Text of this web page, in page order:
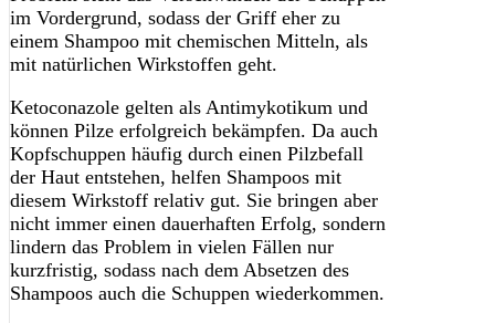
im Vordergrund, sodass der Griff eher zu
einem Shampoo mit chemischen Mitteln, als
mit natürlichen Wirkstoffen geht.
Ketoconazole gelten als Antimykotikum und
können Pilze erfolgreich bekämpfen. Da auch
Kopfschuppen häufig durch einen Pilzbefall
der Haut entstehen, helfen Shampoos mit
diesem Wirkstoff relativ gut. Sie bringen aber
nicht immer einen dauerhaften Erfolg, sondern
lindern das Problem in vielen Fällen nur
kurzfristig, sodass nach dem Absetzen des
Shampoos auch die Schuppen wiederkommen.